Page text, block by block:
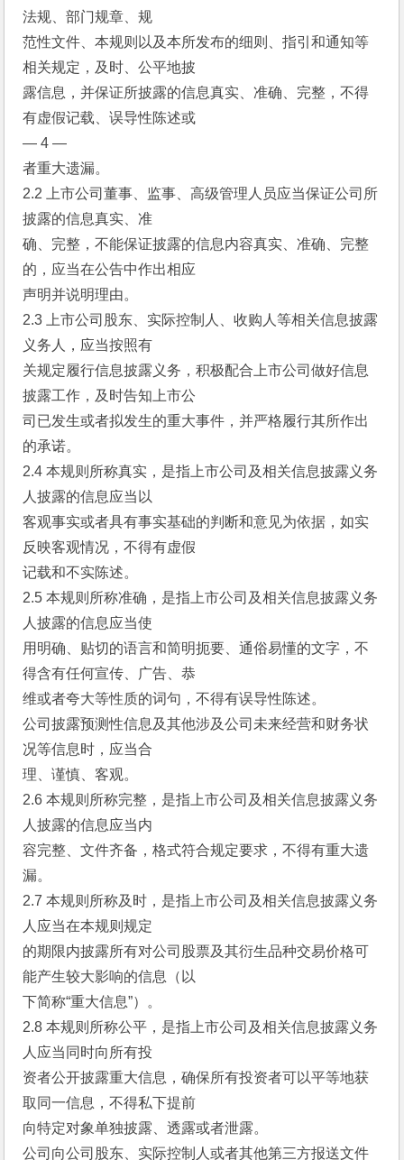
法规、部门规章、规
范性文件、本规则以及本所发布的细则、指引和通知等
相关规定，及时、公平地披
露信息，并保证所披露的信息真实、准确、完整，不得
有虚假记载、误导性陈述或
— 4 —
者重大遗漏。
2.2 上市公司董事、监事、高级管理人员应当保证公司所
披露的信息真实、准
确、完整，不能保证披露的信息内容真实、准确、完整
的，应当在公告中作出相应
声明并说明理由。
2.3 上市公司股东、实际控制人、收购人等相关信息披露
义务人，应当按照有
关规定履行信息披露义务，积极配合上市公司做好信息
披露工作，及时告知上市公
司已发生或者拟发生的重大事件，并严格履行其所作出
的承诺。
2.4 本规则所称真实，是指上市公司及相关信息披露义务
人披露的信息应当以
客观事实或者具有事实基础的判断和意见为依据，如实
反映客观情况，不得有虚假
记载和不实陈述。
2.5 本规则所称准确，是指上市公司及相关信息披露义务
人披露的信息应当使
用明确、贴切的语言和简明扼要、通俗易懂的文字，不
得含有任何宣传、广告、恭
维或者夸大等性质的词句，不得有误导性陈述。
公司披露预测性信息及其他涉及公司未来经营和财务状
况等信息时，应当合
理、谨慎、客观。
2.6 本规则所称完整，是指上市公司及相关信息披露义务
人披露的信息应当内
容完整、文件齐备，格式符合规定要求，不得有重大遗
漏。
2.7 本规则所称及时，是指上市公司及相关信息披露义务
人应当在本规则规定
的期限内披露所有对公司股票及其衍生品种交易价格可
能产生较大影响的信息（以
下简称“重大信息”）。
2.8 本规则所称公平，是指上市公司及相关信息披露义务
人应当同时向所有投
资者公开披露重大信息，确保所有投资者可以平等地获
取同一信息，不得私下提前
向特定对象单独披露、透露或者泄露。
公司向公司股东、实际控制人或者其他第三方报送文件